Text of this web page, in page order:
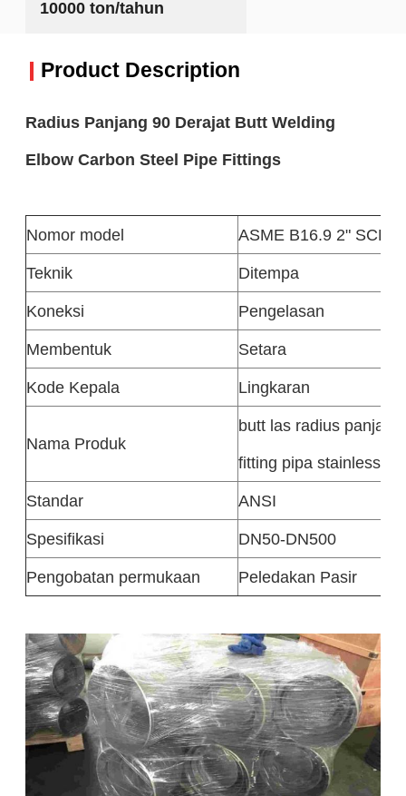
10000 ton/tahun
Product Description
Radius Panjang 90 Derajat Butt Welding
Elbow Carbon Steel Pipe Fittings
Nomor model
ASME B16.9 2"
Teknik
Ditempa
Koneksi
Pengelasan
Membentuk
Setara
Kode Kepala
Lingkaran
Nama Produk
butt las radius
fitting pipa stainless
Standar
ANSI
Spesifikasi
DN50-DN500
Pengobatan permukaan
Peledakan Pasir